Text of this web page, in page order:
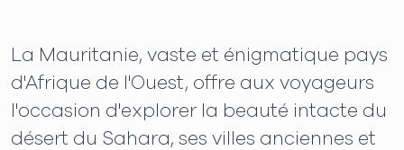
La Mauritanie, vaste et énigmatique pays
d'Afrique de l'Ouest, offre aux voyageurs
l'occasion d'explorer la beauté intacte du
désert du Sahara, ses villes anciennes et